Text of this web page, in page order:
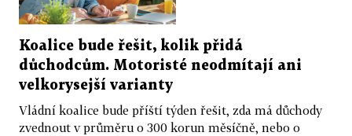
Koalice bude řešit, kolik přidá
důchodcům. Motoristé neodmítají ani
velkorysejší varianty
Vládní koalice bude příští týden řešit, zda má důchody
zvednout v průměru o 300 korun měsíčně, nebo o